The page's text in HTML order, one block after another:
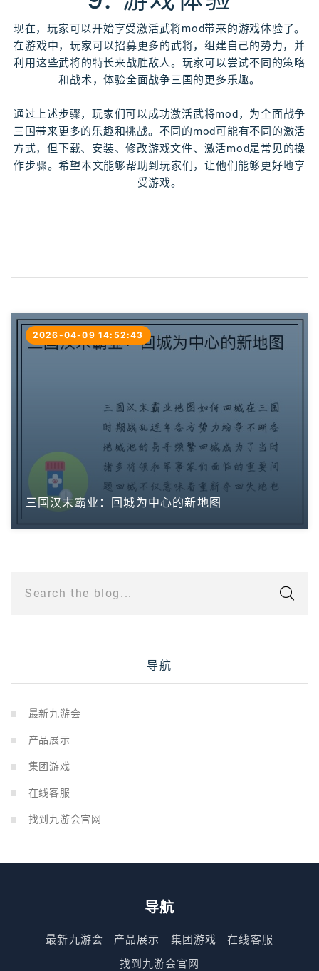
现在，玩家可以开始享受激活武将mod带来的游戏体验了。
在游戏中，玩家可以招募更多的武将，组建自己的势力，并
利用这些武将的特长来战胜敌人。玩家可以尝试不同的策略
和战术，体验全面战争三国的更多乐趣。
通过上述步骤，玩家们可以成功激活武将mod，为全面战争
三国带来更多的乐趣和挑战。不同的mod可能有不同的激活
方式，但下载、安装、修改游戏文件、激活mod是常见的操
作步骤。希望本文能够帮助到玩家们，让他们能够更好地享
受游戏。
三国汉末霸业：回城为中心的新地图
2026-04-09 14:52:43
Search the blog...
导航
最新九游会
产品展示
集团游戏
在线客服
找到九游会官网
导航
最新九游会 产品展示 集团游戏
在线客服
找到九游会官网